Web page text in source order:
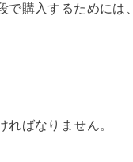
で購入するためには、
ればなりません。